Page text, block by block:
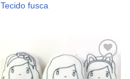
Tecido fusca
Adicionar